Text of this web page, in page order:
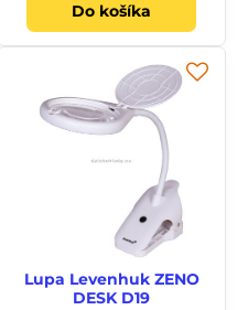
Do košíka
Lupa Levenhuk ZENO
DESK D19